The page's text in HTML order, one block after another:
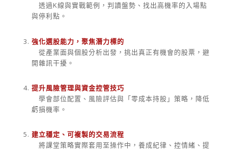
透過K線與實戰範例，判讀盤勢、找出高機率的入場點
與停利點。
強化選股能力，聚焦潛力標的
從產業面與個股分析出發，挑出真正有機會的股票，避
開雜訊干擾。
提升風險管理與資金控管技巧
學會部位配置、風險評估與「零成本持股」策略，降低
虧損機率。
建立穩定、可複製的交易流程
將課堂策略實際套用至操作中，養成紀律、控情緒、提